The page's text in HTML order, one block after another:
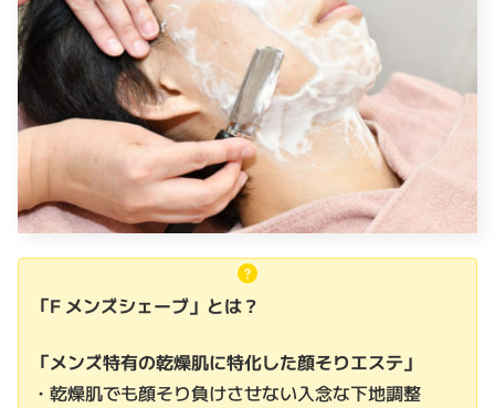
「F メンズシェーブ」とは？
「メンズ特有の乾燥肌に特化した顔そりエステ」
・乾燥肌でも顔そり負けさせない入念な下地調整